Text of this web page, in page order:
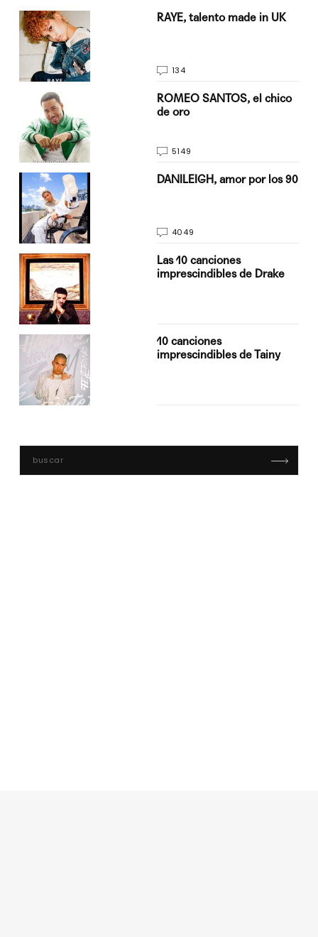
RAYE, talento made in UK
134
ROMEO SANTOS, el chico
de oro
5149
DANILEIGH, amor por los 90
4049
Las 10 canciones
imprescindibles de Drake
10 canciones
imprescindibles de Tainy